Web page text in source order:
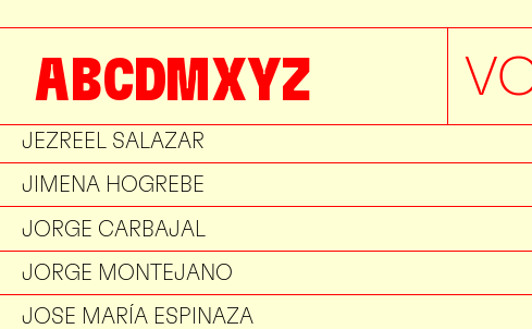
ABCDMXYZ
IVÁN PEÑOÑORI
JESSICA HERNÁNDEZ
JEZREEL SALAZAR
JIMENA HOGREBE
JORGE CARBAJAL
JORGE MONTEJANO
JOSE MARÍA ESPINAZA